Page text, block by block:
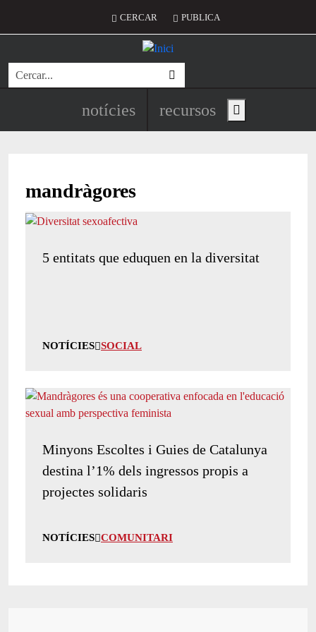
Menú del compte d'usuari
CERCAR PUBLICA
Cerca
Navegació principal de
notícies recursos Show main menu
mandràgores
5 entitats que eduquen en la diversitat
NOTÍCIES SOCIAL
Minyons Escoltes i Guies de Catalunya
destina l’1% dels ingressos propis a
projectes solidaris
NOTÍCIES COMUNITARI